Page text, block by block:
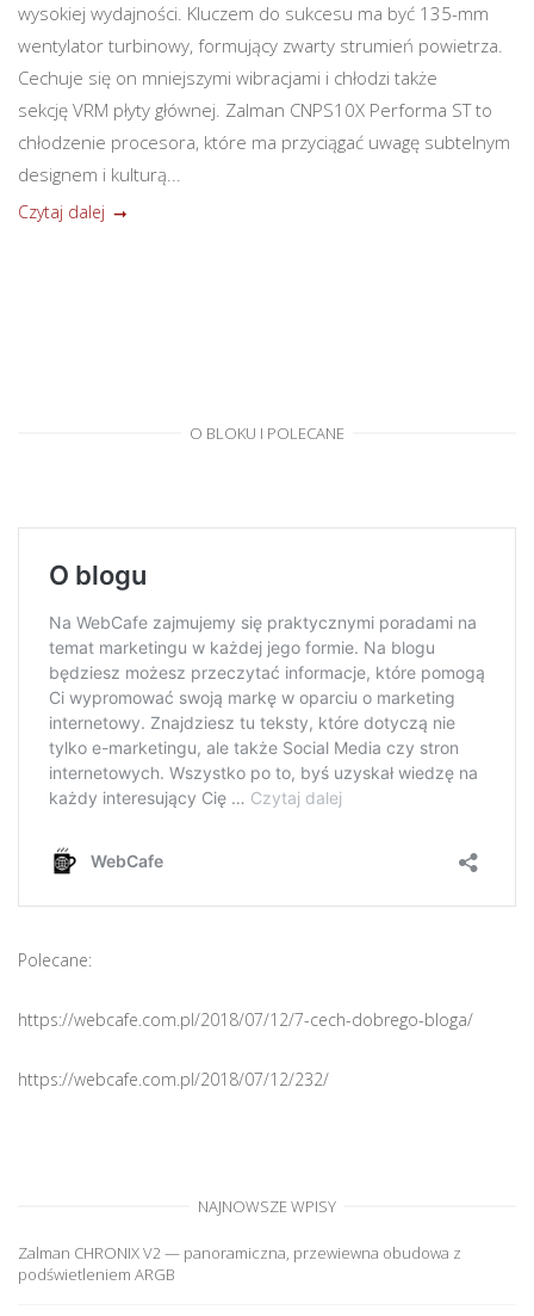
wysokiej wydajności. Kluczem do sukcesu ma być 135-mm
wentylator turbinowy, formujący zwarty strumień powietrza.
Cechuje się on mniejszymi wibracjami i chłodzi także
sekcję VRM płyty głównej. Zalman CNPS10X Performa ST to
chłodzenie procesora, które ma przyciągać uwagę subtelnym
designem i kulturą...
Czytaj dalej
O BLOKU I POLECANE
Polecane:
https://webcafe.com.pl/2018/07/12/7-cech-dobrego-bloga/
https://webcafe.com.pl/2018/07/12/232/
NAJNOWSZE WPISY
Zalman CHRONIX V2 — panoramiczna, przewiewna obudowa z
podświetleniem ARGB